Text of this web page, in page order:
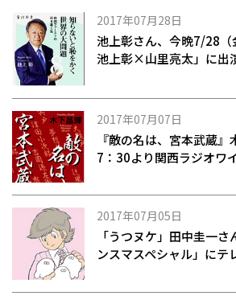
2017年07月28日
池上彰さん、今晩7/28（
池上彰×山里亮太」に出
2017年07月07日
『敵の名は、宮本武蔵
7：30より関西ラジオワ
2017年07月05日
「うつヌケ」田中圭一
ンスマスペシャル」にテ